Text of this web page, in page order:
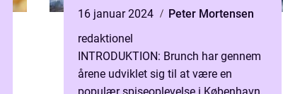
16 januar 2024
Peter Mortensen
redaktionel
INTRODUKTION: Brunch har gennem
årene udviklet sig til at være en